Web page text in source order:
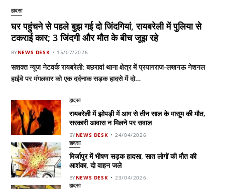
हादसा
घर पहुंचने से पहले बुझ गई दो जिंदगियां, रायबरेली में पुलिया से
टकराई कार; 3 जिंदगी और मौत के बीच जूझ रहे
BYNEWS DESK 15/07/2026
सशक्त न्यूज नेटवर्क रायबरेली: बछरावां थाना क्षेत्र में प्रयागराज-लखनऊ नेशनल
हाईवे पर मंगलवार को एक दर्दनाक सड़क हादसे में दो…
हादसा
रायबरेली में झोपड़ी में आग से तीन साल के मासूम की मौत,
सरकारी आवास न मिलने पर सवाल
BYNEWS DESK 24/04/2026
हादसा
मिर्जापुर में भीषण सड़क हादसा, सात लोगों की मौत की
आशंका, दो वाहन जले
BYNEWS DESK 23/04/2026
हादसा